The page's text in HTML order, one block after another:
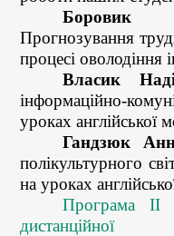
Боровик
Прогнозування
процесі
Власик
інформаційно-
уроках англійської
Гандзюк
полікультурного
на уроках
Програма ІІ
дистанційної